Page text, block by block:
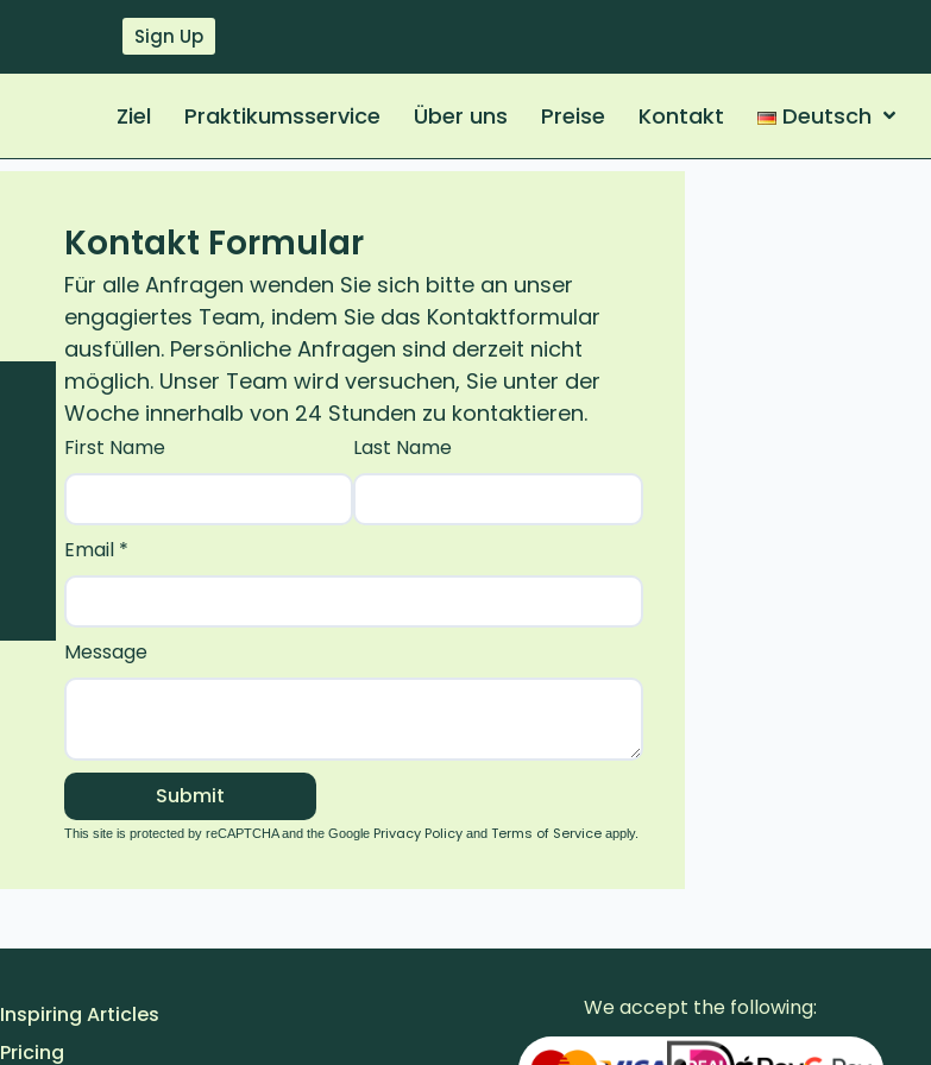
Sign Up
Ziel Praktikumsservice Über uns Preise Kontakt Deutsch
Kontakt Formular
Für alle Anfragen wenden Sie sich bitte an unser
engagiertes Team, indem Sie das Kontaktformular
ausfüllen. Persönliche Anfragen sind derzeit nicht
möglich. Unser Team wird versuchen, Sie unter der
Woche innerhalb von 24 Stunden zu kontaktieren.
First Name Last Name
Email *
Message
Submit
This site is protected by reCAPTCHA and the Google Privacy Policyand Terms of Serviceapply.
Inspiring Articles
Pricing
We accept the following: